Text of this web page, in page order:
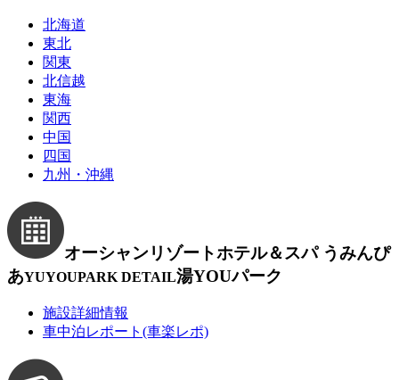
北海道
東北
関東
北信越
東海
関西
中国
四国
九州・沖縄
オーシャンリゾートホテル＆スパ うみんぴ
あYUYOUPARK DETAIL湯YOUパーク
施設詳細情報
車中泊レポート(車楽レポ)